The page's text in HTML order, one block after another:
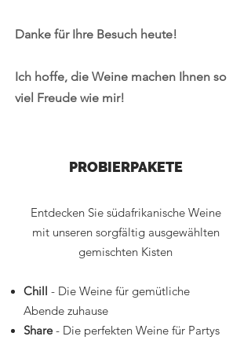
Danke für Ihre Besuch heute!
Ich hoffe, die Weine machen Ihnen so
viel Freude wie mir!
PROBIERPAKETE
Entdecken Sie südafrikanische Weine
mit unseren sorgfältig ausgewählten
gemischten Kisten
Chill - Die Weine für gemütliche
Abende zuhause
Share- Die perfekten Weine für Partys